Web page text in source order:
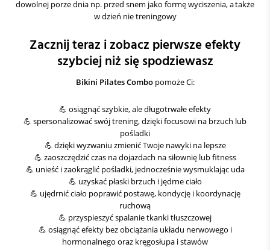
dowolnej porze dnia np. przed snem jako formę wyciszenia, a także
w dzień nie treningowy
Zacznij teraz i zobacz pierwsze efekty
szybciej niż się spodziewasz
Bikini Pilates Combopomoże Ci:
💪 osiągnąć szybkie, ale długotrwałe efekty
💪 spersonalizować swój trening, dzięki focusowi na brzuch lub
pośladki
💪 dzięki wyzwaniu zmienić Twoje nawyki na lepsze
💪 zaoszczędzić czas na dojazdach na siłownię lub fitness
💪 unieść i zaokrąglić pośladki, jednocześnie wysmuklając uda
💪 uzyskać płaski brzuch i jędrne ciało
💪 ujędrnić ciało poprawić postawę, kondycję i koordynację
ruchową
💪 przyspieszyć spalanie tkanki tłuszczowej
💪 osiągnąć efekty bez obciążania układu nerwowego i
hormonalnego oraz kręgosłupa i stawów